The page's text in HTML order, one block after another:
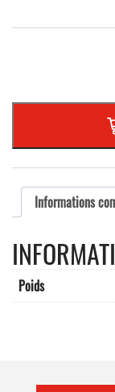
Informations
Poids